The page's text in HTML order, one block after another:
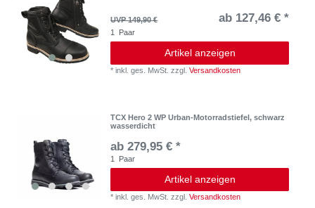
UVP 149,90 € ab 127,46 € *
1 Paar
Artikel anzeigen
*inkl. ges. MwSt. zzgl.Versandkosten
TCX Hero 2 WP Urban-Motorradstiefel, schwarz
wasserdicht
ab 279,95 € *
1 Paar
Artikel anzeigen
*inkl. ges. MwSt. zzgl.Versandkosten